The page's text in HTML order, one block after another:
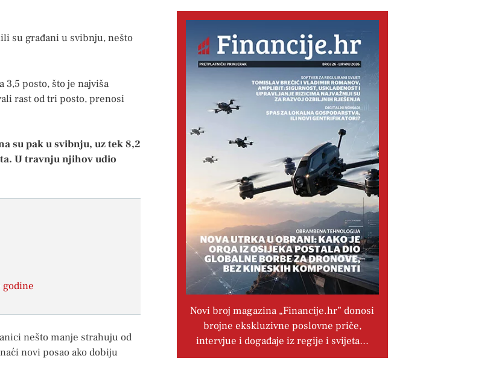
su građani u svibnju, nešto
posto, što je najviša
rast od tri posto, prenosi
su pak u svibnju, uz tek 8,2
U travnju njihov udio
godine
nešto manje strahuju od
novi posao ako dobiju
Novi broj magazina „Financije.hr” donosi
brojne ekskluzivne poslovne priče,
intervjue i događaje iz regije i svijeta…